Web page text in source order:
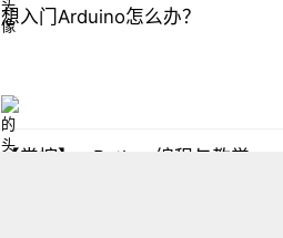
想入门Arduino怎么办？
【掌控】mPython编程与教学